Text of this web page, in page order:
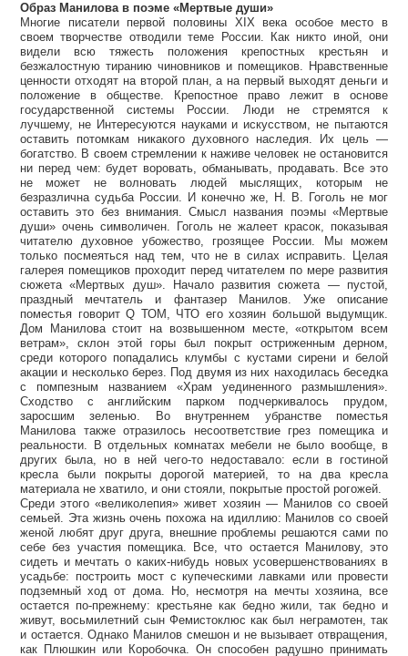
Образ Манилова в поэме «Мертвые души»
Многие писатели первой половины XIX века особое место в
своем творчестве отводили теме России. Как никто иной, они
видели всю тяжесть положения крепостных крестьян и
безжалостную тиранию чиновников и помещиков. Нравственные
ценности отходят на второй план, а на первый выходят деньги и
положение в обществе. Крепостное право лежит в основе
государственной системы России. Люди не стремятся к
лучшему, не Интересуются науками и искусством, не пытаются
оставить потомкам никакого духовного наследия. Их цель —
богатство. В своем стремлении к наживе человек не остановится
ни перед чем: будет воровать, обманывать, продавать. Все это
не может не волновать людей мыслящих, которым не
безразлична судьба России. И конечно же, Н. В. Гоголь не мог
оставить это без внимания. Смысл названия поэмы «Мертвые
души» очень символичен. Гоголь не жалеет красок, показывая
читателю духовное убожество, грозящее России. Мы можем
только посмеяться над тем, что не в силах исправить. Целая
галерея помещиков проходит перед читателем по мере развития
сюжета «Мертвых душ». Начало развития сюжета — пустой,
праздный мечтатель и фантазер Манилов. Уже описание
поместья говорит Q ТОМ, ЧТО его хозяин большой выдумщик.
Дом Манилова стоит на возвышенном месте, «открытом всем
ветрам», склон этой горы был покрыт остриженным дерном,
среди которого попадались клумбы с кустами сирени и белой
акации и несколько берез. Под двумя из них находилась беседка
с помпезным названием «Храм уединенного размышления».
Сходство с английским парком подчеркивалось прудом,
заросшим зеленью. Во внутреннем убранстве поместья
Манилова также отразилось несоответствие грез помещика и
реальности. В отдельных комнатах мебели не было вообще, в
других была, но в ней чего-то недоставало: если в гостиной
кресла были покрыты дорогой материей, то на два кресла
материала не хватило, и они стояли, покрытые простой рогожей.
Среди этого «великолепия» живет хозяин — Манилов со своей
семьей. Эта жизнь очень похожа на идиллию: Манилов со своей
женой любят друг друга, внешние проблемы решаются сами по
себе без участия помещика. Все, что остается Манилову, это
сидеть и мечтать о каких-нибудь новых усовершенствованиях в
усадьбе: построить мост с купеческими лавками или провести
подземный ход от дома. Но, несмотря на мечты хозяина, все
остается по-прежнему: крестьяне как бедно жили, так бедно и
живут, восьмилетний сын Фемистоклюс как был неграмотен, так
и остается. Однако Манилов смешон и не вызывает отвращения,
как Плюшкин или Коробочка. Он способен радушно принимать